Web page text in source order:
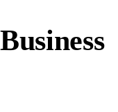
Business